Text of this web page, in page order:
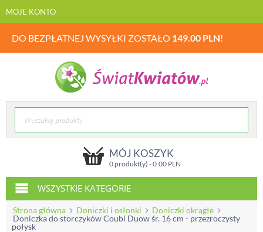
MOJE KONTO
DO BEZPŁATNEJ WYSYŁKI ZOSTAŁO 149.00 PLN!
MÓJ KOSZYK
0 produkt(y) -0.00PLN
WSZYSTKIE KATEGORIE
Strona główna Doniczki i osłonki
Doniczki okrągłe
Doniczka do storczyków Coubi Duow śr. 16 cm - przezroczysty
połysk